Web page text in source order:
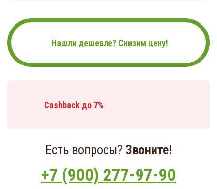
Нашли дешевле? Снизим цену!
Cashback до 7%
Есть вопросы? Звоните!
+7 (900) 277-97-90